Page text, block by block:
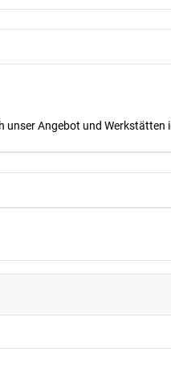
unser Angebot und Werkstätten